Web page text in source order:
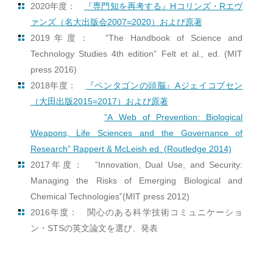
2020年度：
『専門知を再考する』Hコリンズ・Rエヴ
ァンズ（名大出版会2007=2020）および原著
2019年度： ”The Handbook of Science and
Technology Studies 4th edition” Felt et al., ed. (MIT
press 2016)
2018年度：
『ペンタゴンの頭脳』Aジェイコブセン
（大田出版2015=2017）および原著
”A Web of Prevention: Biological
Weapons, Life Sciences and the Governance of
Research” Rappert & McLeish ed. (Routledge 2014)
2017年度： ”Innovation, Dual Use, and Security:
Managing the Risks of Emerging Biological and
Chemical Technologies”(MIT press 2012)
2016年度： 関心のある科学技術コミュニケーショ
ン・STSの英文論文を選び、発表